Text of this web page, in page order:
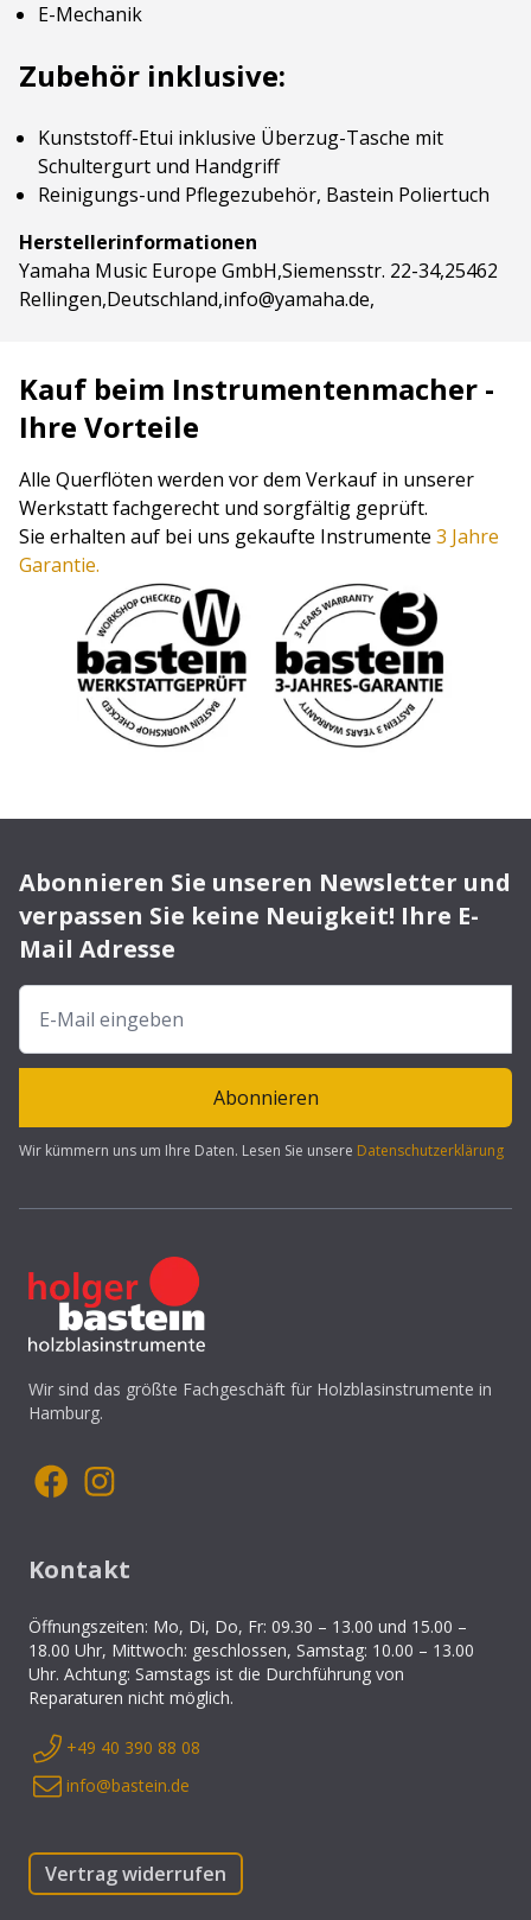
E-Mechanik
Zubehör inklusive:
Kunststoff-Etui inklusive Überzug-Tasche mit
Schultergurt und Handgriff
Reinigungs-und Pflegezubehör, Bastein Poliertuch
Herstellerinformationen
Yamaha Music Europe GmbH,Siemensstr. 22-34,25462
Rellingen,Deutschland,info@yamaha.de,
Kauf beim Instrumentenmacher -
Ihre Vorteile
Alle Querflöten werden vor dem Verkauf in unserer
Werkstatt fachgerecht und sorgfältig geprüft.
Sie erhalten auf bei uns gekaufte Instrumente 3 Jahre
Garantie.
Abonnieren Sie unseren Newsletter und
verpassen Sie keine Neuigkeit! Ihre E-
Mail Adresse
Abonnieren
Wir kümmern uns um Ihre Daten. Lesen Sie unsere Datenschutzerklärung
Wir sind das größte Fachgeschäft für Holzblasinstrumente in
Hamburg.
Kontakt
Öffnungszeiten: Mo, Di, Do, Fr: 09.30 – 13.00 und 15.00 –
18.00 Uhr, Mittwoch: geschlossen, Samstag: 10.00 – 13.00
Uhr. Achtung: Samstags ist die Durchführung von
Reparaturen nicht möglich.
+49 40 390 88 08
info@bastein.de
Vertrag widerrufen